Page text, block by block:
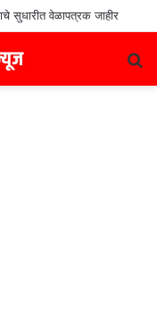
सुधारीत वेळापत्रक जाहीर